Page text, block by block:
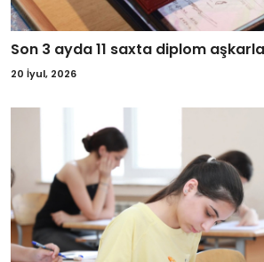
Son 3 ayda 11 saxta diplom
20 İyul, 2026